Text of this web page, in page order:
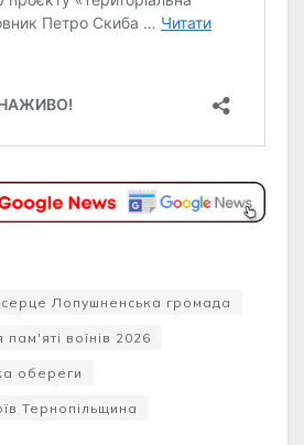
серце Лопушненська громада
воїнів 2026
обереги
Тернопільщина